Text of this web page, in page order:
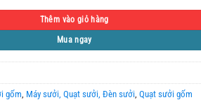
Thêm vào giỏ hàng
Mua ngay
gốm Máy sưởi, Quạt sưởi, Đèn sưởi Quạt sưởi gốm